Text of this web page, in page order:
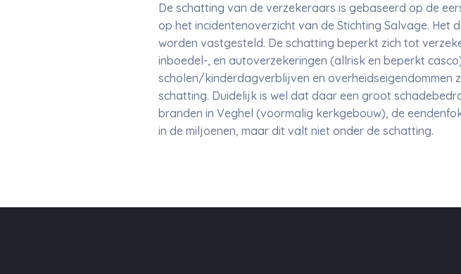
De schatting van de verzekeraars is gebaseerd op de
op het incidentenoverzicht van de Stichting Salvage.
worden vastgesteld. De schatting beperkt zich tot
inboedel-, en autoverzekeringen (allrisk en beperkt
scholen/kinderdagverblijven en overheidseigendommen
schatting. Duidelijk is wel dat daar een groot
branden in Veghel (voormalig kerkgebouw), de
in de miljoenen, maar dit valt niet onder de schatting.